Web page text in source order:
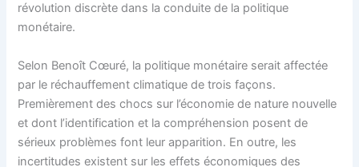
révolution discrète dans la conduite de la politique
monétaire.
Selon Benoît Cœuré, la politique monétaire serait affectée
par le réchauffement climatique de trois façons.
Premièrement des chocs sur l’économie de nature nouvelle
et dont l’identification et la compréhension posent de
sérieux problèmes font leur apparition. En outre, les
incertitudes existent sur les effets économiques des